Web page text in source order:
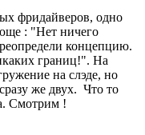
фридайверов, одно
: "Нет ничего
концепцию.
границ!". На
на слэде, но
же двух. Что то
Смотрим !